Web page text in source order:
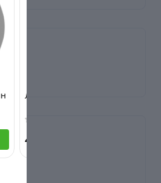
Ліжко-диван САМШИТ
4 006.00 грн